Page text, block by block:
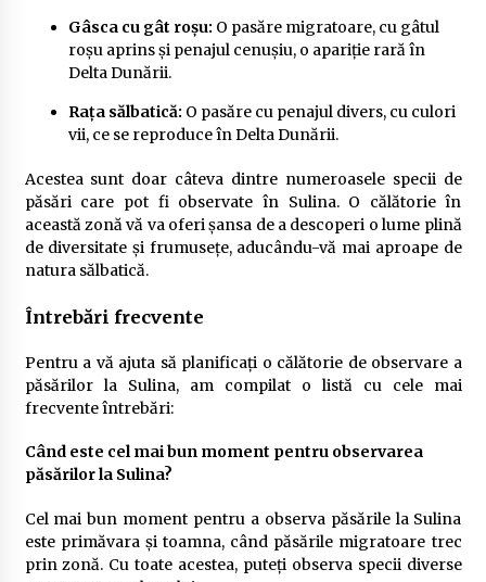
Gâsca cu gât roșu: O pasăre migratoare, cu gâtul
roșu aprins și penajul cenușiu, o apariție rară în
Delta Dunării.
Rața sălbatică: O pasăre cu penajul divers, cu culori
vii, ce se reproduce în Delta Dunării.
Acestea sunt doar câteva dintre numeroasele specii de
păsări care pot fi observate în Sulina. O călătorie în
această zonă vă va oferi șansa de a descoperi o lume plină
de diversitate și frumusețe, aducându-vă mai aproape de
natura sălbatică.
Întrebări frecvente
Pentru a vă ajuta să planificați o călătorie de observare a
păsărilor la Sulina, am compilat o listă cu cele mai
frecvente întrebări:
Când este cel mai bun moment pentru observarea
păsărilor la Sulina?
Cel mai bun moment pentru a observa păsările la Sulina
este primăvara și toamna, când păsările migratoare trec
prin zonă. Cu toate acestea, puteți observa specii diverse